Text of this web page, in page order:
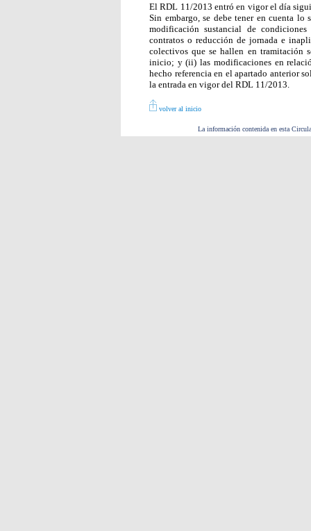
El RDL 11/2013 entró en vigor el día
Sin embargo, se debe tener en cuenta
modificación sustancial de
contratos o reducción de jornada e
colectivos que se hallen en tramitación
inicio; y (ii) las modificaciones en
hecho referencia en el apartado anterior
la entrada en vigor del RDL 11/2013.
volver al inicio
La información contenida en esta